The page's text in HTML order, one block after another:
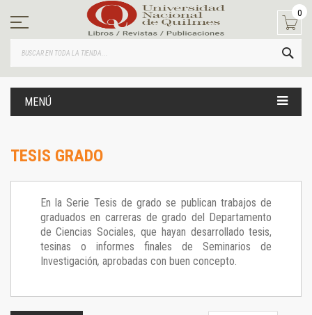
contenido
0
MENÚ
TESIS GRADO
En la Serie Tesis de grado se publican trabajos de
graduados en carreras de grado del Departamento
de Ciencias Sociales, que hayan desarrollado tesis,
tesinas o informes finales de Seminarios de
Investigación, aprobadas con buen concepto.